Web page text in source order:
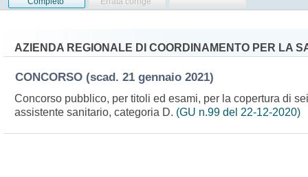
AZIENDA REGIONALE DI COORDINAMENTO PER LA
CONCORSO (scad. 21 gennaio 2021)
Concorso pubblico, per titoli ed esami, per la copertura di
assistente sanitario, categoria D. (GU n.99 del 22-12-2020)